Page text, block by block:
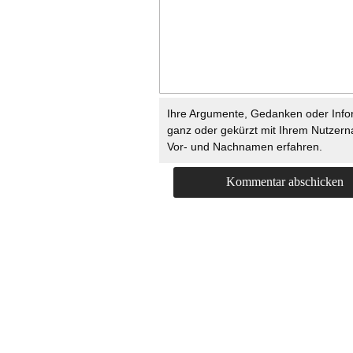
Ihre Argumente, Gedanken oder
ganz oder gekürzt mit Ihrem
Vor- und Nachnamen erfahren.